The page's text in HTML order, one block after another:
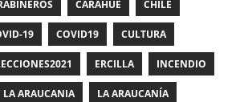
CARAHUE CHILE
19 COVID19 CULTURA
ERCILLA INCENDIO
LA ARAUCANIA LA ARAUCANÍA